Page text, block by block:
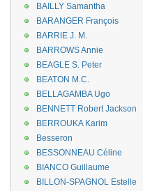
BAILLY Samantha
BARANGER François
BARRIE J. M.
BARROWS Annie
BEAGLE S. Peter
BEATON M.C.
BELLAGAMBA Ugo
BENNETT Robert Jackson
BERROUKA Karim
Besseron
BESSONNEAU Céline
BIANCO Guillaume
BILLON-SPAGNOL Estelle